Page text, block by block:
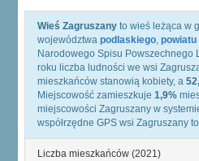
Wieś Zagruszany to wieś leżąca w
województwa podlaskiego, powiatu
Narodowego Spisu Powszechnego
roku liczba ludności we wsi
mieszkańców stanowią kobiety, a
Miejscowość zamieszkuje 1,9%
miejscowości Zagruszany w
współrzędne GPS wsi Zagruszany to
Liczba mieszkańców (2021)